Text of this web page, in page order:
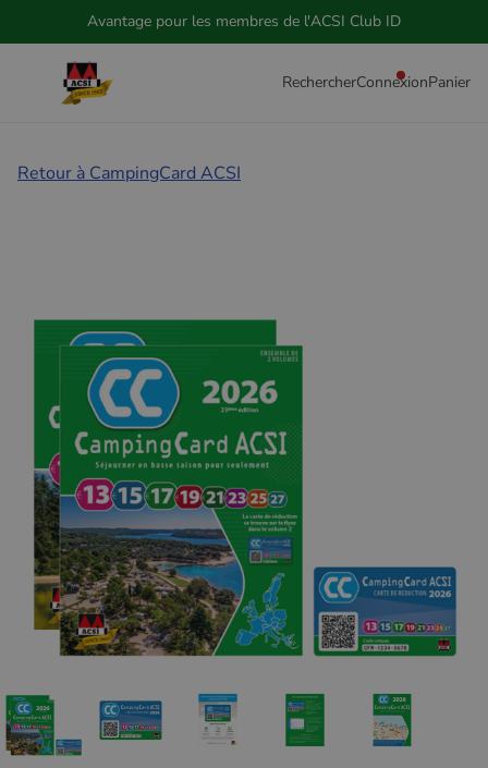
Avantage pour les membres de l'ACSI Club ID
RechercherConnexionPanier
Retour à CampingCard ACSI